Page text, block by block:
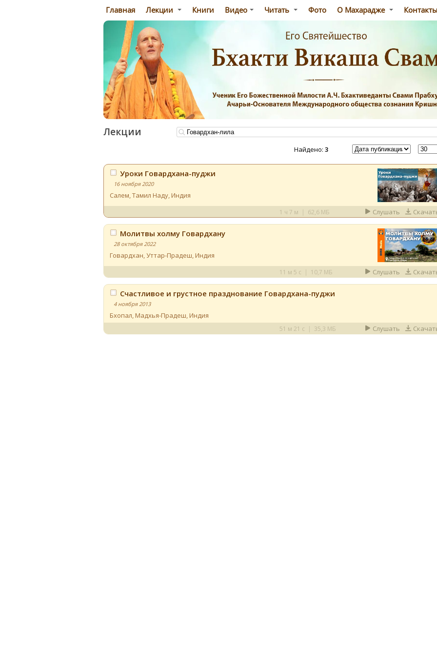
Главная Лекции Книги Видео Читать Фото О Махарадже Контакты
Лекции
Найдено: 3
Уроки Говардхана-пуджи
16 ноября 2020
Салем, Тамил Наду,Индия
1 ч 7 м | 62,6 МБ Слушать
Молитвы холму Говардхану
28 октября 2022
Говардхан, Уттар-Прадеш,Индия
11 м 5 с | 10,7 МБ Слушать
Счастливое и грустное празднование Говардхана-пуджи
4 ноября 2013
Бхопал, Мадхья-Прадеш,Индия
51 м 21 с | 35,3 МБ Слушать